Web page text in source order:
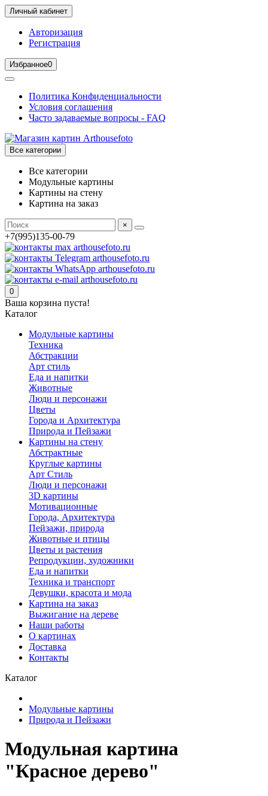
Личный кабинет
Авторизация
Регистрация
Избранное0
Политика Конфиденциальности
Условия соглашения
Часто задаваемые вопросы - FAQ
Все категории
Все категории
Модульные картины
Картины на стену
Картина на заказ
×
+7(995)135-00-79
0
Ваша корзина пуста!
Каталог
Модульные картины
Техника
Абстракции
Арт стиль
Еда и напитки
Животные
Люди и персонажи
Цветы
Города и Архитектура
Природа и Пейзажи
Картины на стену
Абстрактные
Круглые картины
Арт Стиль
Люди и персонажи
3D картины
Мотивационные
Города, Архитектура
Пейзажи, природа
Животные и птицы
Цветы и растения
Репродукции, художники
Еда и напитки
Техника и транспорт
Девушки, красота и мода
Картина на заказ
Выжигание на дереве
Наши работы
О картинах
Доставка
Контакты
Каталог
Модульные картины
Природа и Пейзажи
Модульная картина
"Красное дерево"